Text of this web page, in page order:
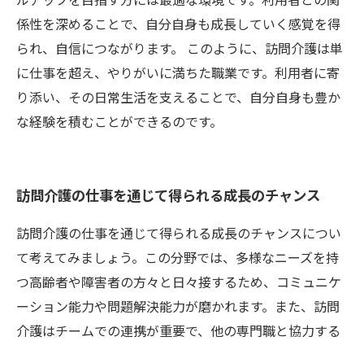
係性を深めることで、自分自身も成長していく感覚を得
られ、自信につながります。 このように、訪問介護は単
に仕事を超え、やりがいに満ちた職業です。利用者に寄
り添い、その日常生活を支えることで、自分自身も豊か
な経験を積むことができるのです。
訪問介護の仕事を通じて得られる成長のチャンス
訪問介護の仕事を通じて得られる成長のチャンスについ
て考えてみましょう。この分野では、多様なニーズを持
つ高齢者や障害者の方々と日々接するため、コミュニケ
ーション能力や問題解決能力が磨かれます。また、訪問
介護はチームでの連携が重要で、他の専門職と協力する